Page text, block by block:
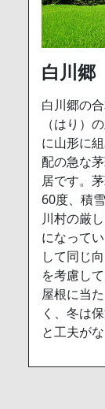
白川郷
白川郷の
（はり）
に山形に
配の急な
居です。
60度、積
川村の厳
になって
して同じ
を考慮し
屋根に当
く、冬は
と工夫が